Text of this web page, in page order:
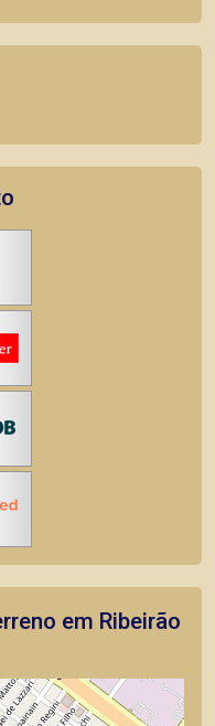
em Ribeirão